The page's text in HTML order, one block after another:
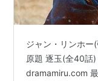
ジャン・リンホー
原題 逐玉(全40話
dramamiru.com